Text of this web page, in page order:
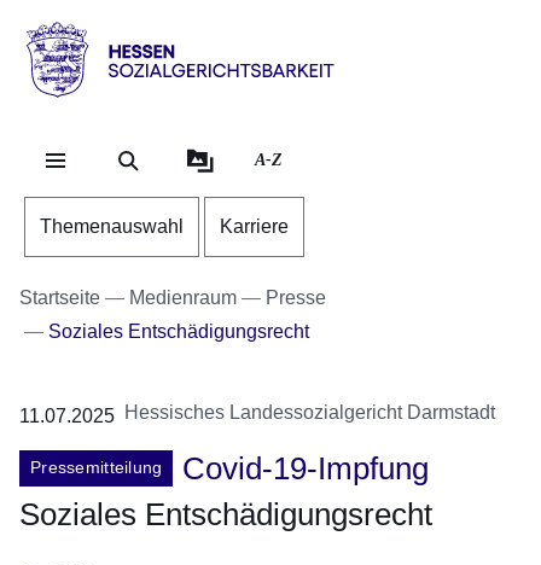
Direkt zum Kopf der
Direkt zum Inhalt
Direkt zum Fuß der
Hessen
Sozialgerichtsbarkeit
A-Z
Themenauswahl Karriere
Startseite Medienraum
Presse
Soziales Entschädigungsrecht
11.07.2025 Hessisches Landessozialgericht Darmstadt
Pressemitteilung
Covid-19-Impfung
Soziales Entschädigungsrecht